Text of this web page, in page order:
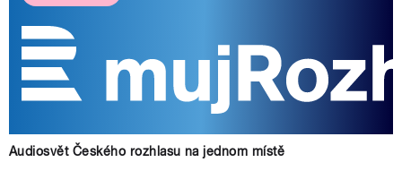
Audiosvět Českého rozhlasu na jednom místě